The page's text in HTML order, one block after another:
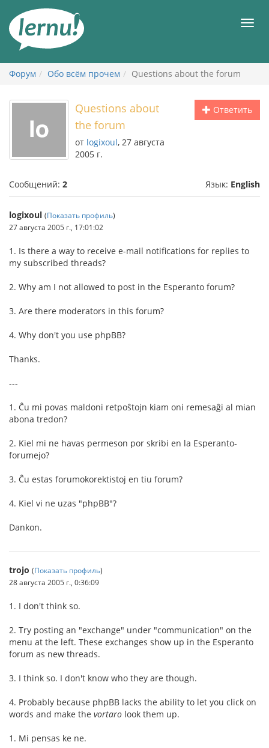
содержанию
Форум Обо всём прочем Questions about the forum
Ответить
Questions about
the forum
от logixoul, 27 августа
2005 г.
Сообщений: 2 Язык: English
logixoul (Показать профиль)
27 августа 2005 г., 17:01:02
1. Is there a way to receive e-mail notifications for replies to
my subscribed threads?
2. Why am I not allowed to post in the Esperanto forum?
3. Are there moderators in this forum?
4. Why don't you use phpBB?
Thanks.
---
1. Ĉu mi povas maldoni retpoŝtojn kiam oni remesaĝi al mian
abona tredon?
2. Kiel mi ne havas permeson por skribi en la Esperanto-
forumejo?
3. Ĉu estas forumokorektistoj en tiu forum?
4. Kiel vi ne uzas "phpBB"?
Dankon.
trojo (Показать профиль)
28 августа 2005 г., 0:36:09
1. I don't think so.
2. Try posting an "exchange" under "communication" on the
menu at the left. These exchanges show up in the Esperanto
forum as new threads.
3. I think so. I don't know who they are though.
4. Probably because phpBB lacks the ability to let you click on
words and make the vortaro look them up.
1. Mi pensas ke ne.